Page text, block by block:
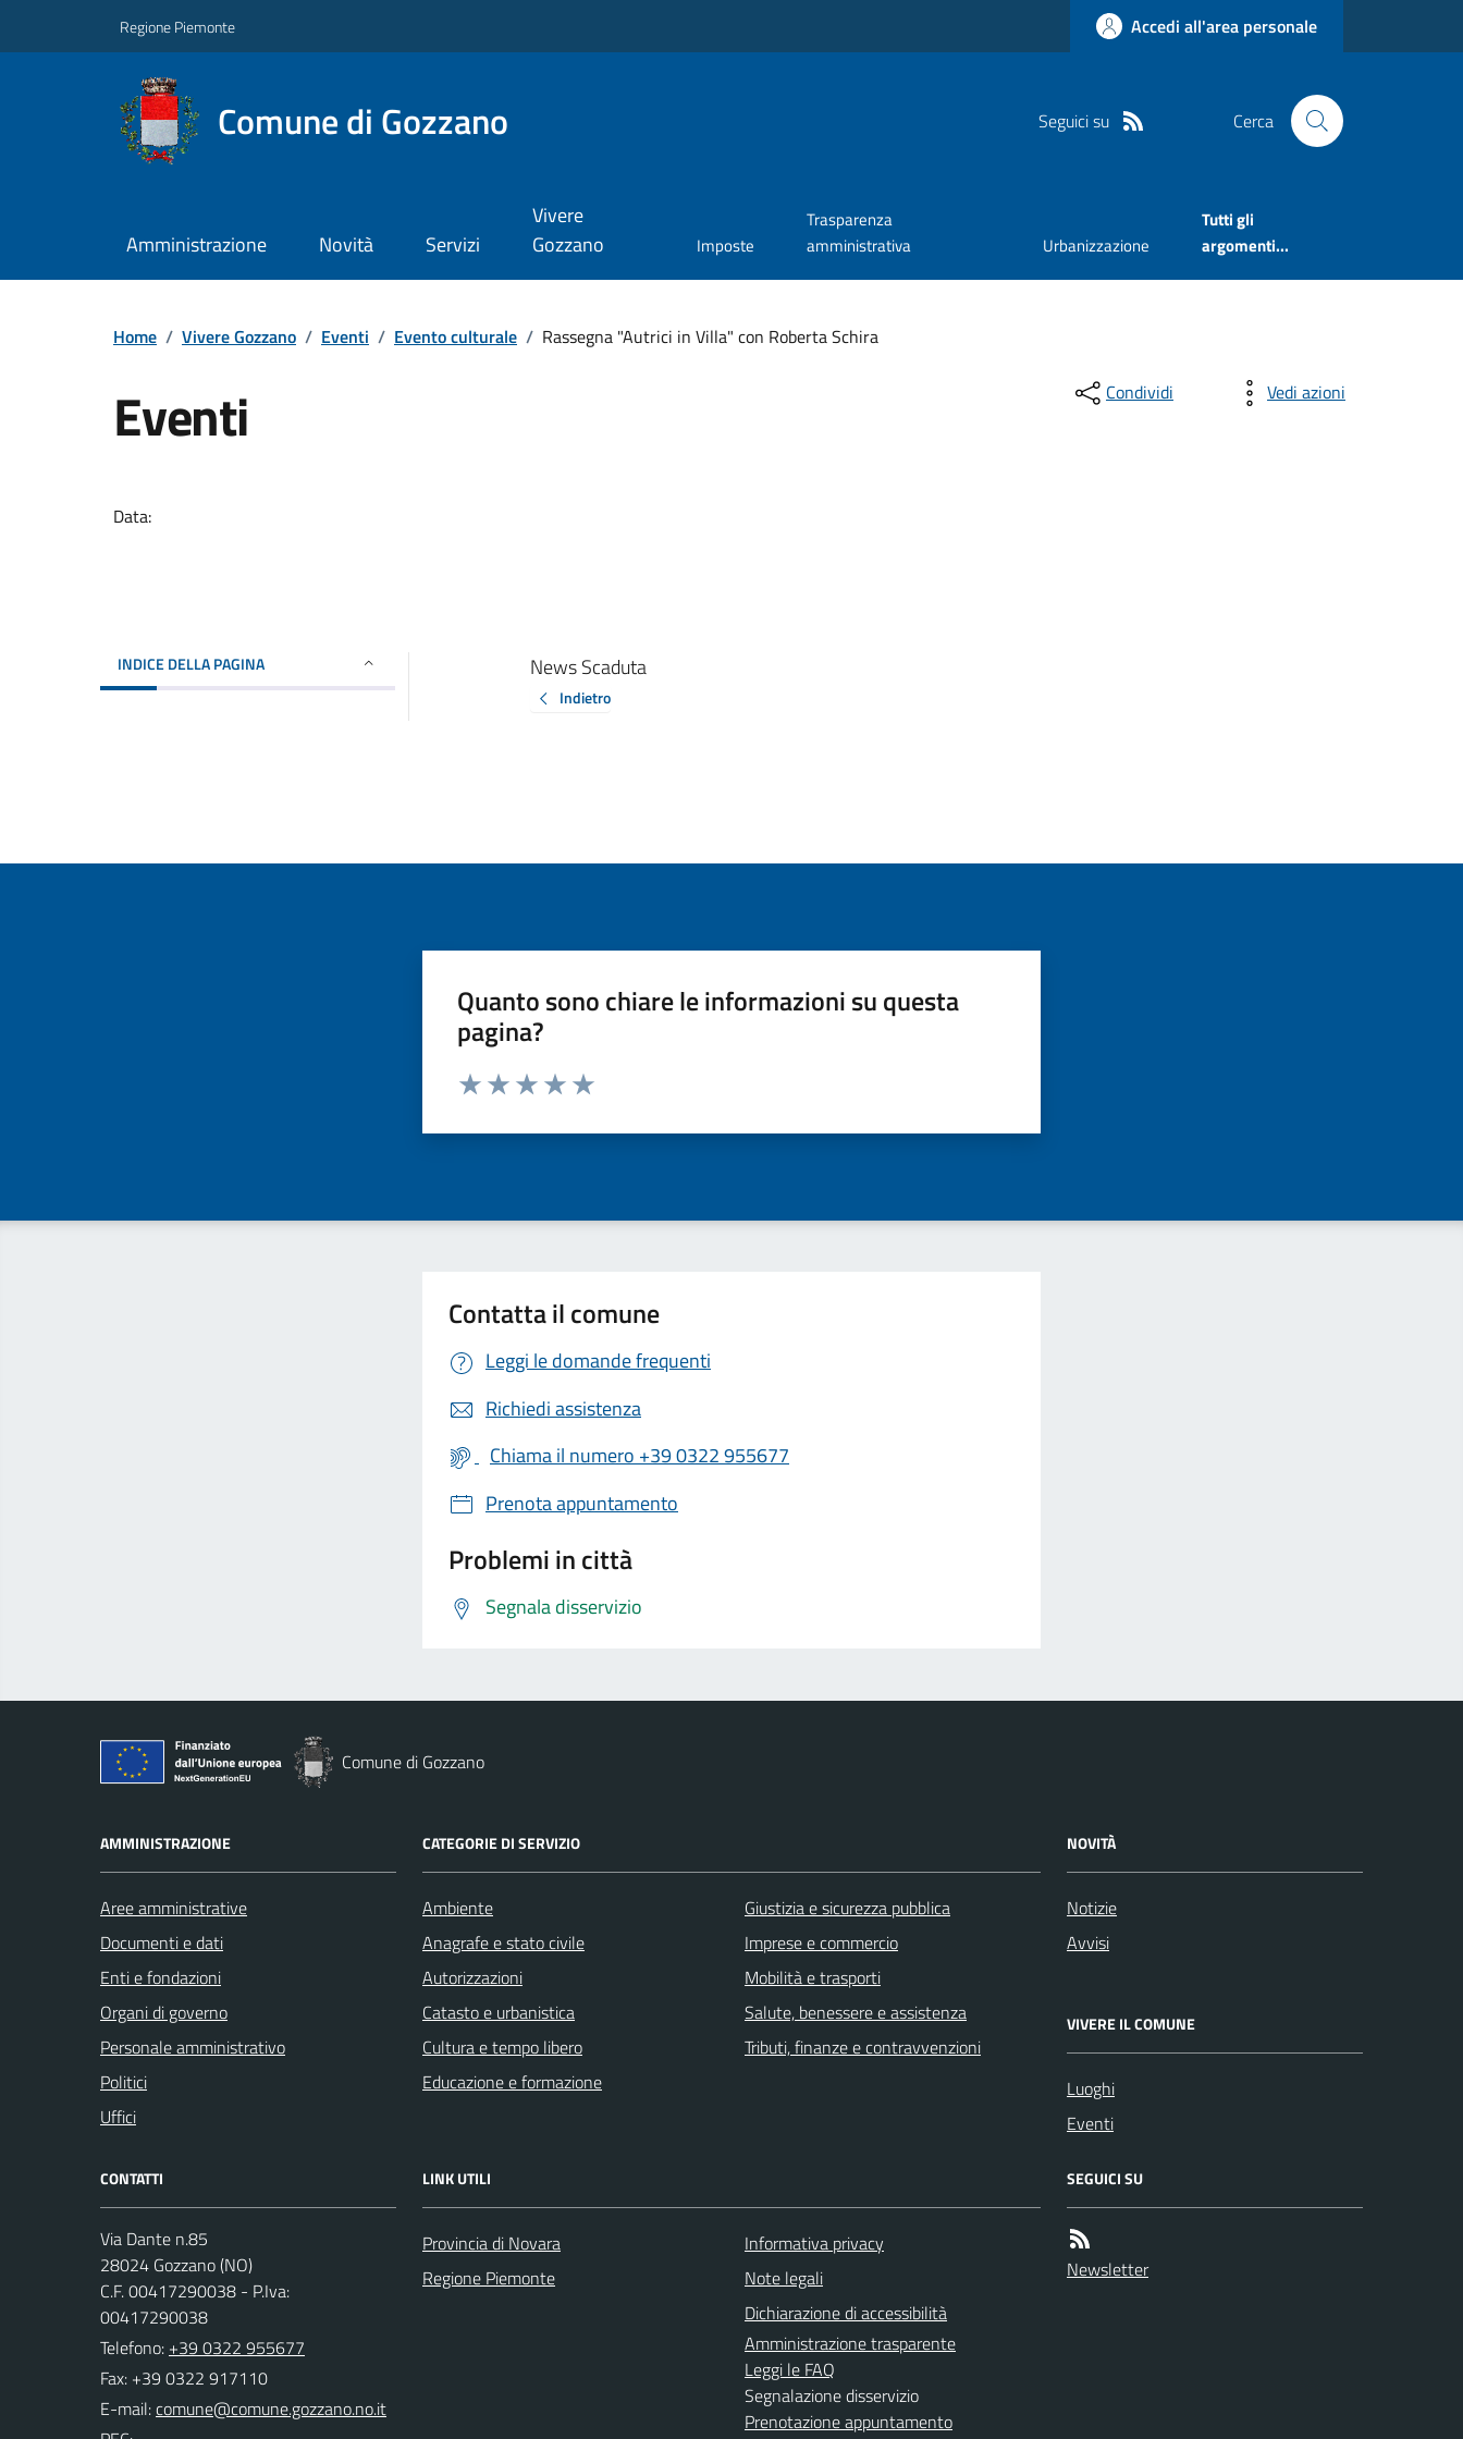
Regione Piemonte Accedi all'area personale
Comune di Gozzano Seguici su Cerca
Amministrazione Novità Servizi
Vivere
Gozzano
Imposte
Trasparenza
amministrativa
Urbanizzazione
Tutti gli
argomenti...
Home / Vivere Gozzano / Eventi / Evento culturale / Rassegna "Autrici in Villa" con Roberta Schira
Eventi
Data:
Condividi Vedi azioni
INDICE DELLA PAGINA News Scaduta
Indietro
Quanto sono chiare le informazioni su questa
pagina?
Valuta da 1 a 5 stelle la pagina
Contatta il comune
Leggi le domande frequenti
Richiedi assistenza
Chiama il numero +39 0322 955677
Prenota appuntamento
Problemi in città
Segnala disservizio
Comune di Gozzano
AMMINISTRAZIONE
Aree amministrative
Documenti e dati
Enti e fondazioni
Organi di governo
Personale amministrativo
Politici
Uffici
CATEGORIE DI SERVIZIO
Ambiente
Anagrafe e stato civile
Autorizzazioni
Catasto e urbanistica
Cultura e tempo libero
Educazione e formazione
Giustizia e sicurezza pubblica
Imprese e commercio
Mobilità e trasporti
Salute, benessere e assistenza
Tributi, finanze e contravvenzioni
NOVITÀ
Notizie
Avvisi
VIVERE IL COMUNE
Luoghi
Eventi
CONTATTI
Via Dante n.85
28024 Gozzano (NO)
C.F. 00417290038 - P.Iva:
00417290038
Telefono: +39 0322 955677
Fax: +39 0322 917110
E-mail:
LINK UTILI
Provincia di Novara
Regione Piemonte
Informativa privacy
Note legali
Dichiarazione di accessibilità
Amministrazione trasparente
Leggi le FAQ
Segnalazione disservizio
Prenotazione appuntamento
SEGUICI SU
Newsletter